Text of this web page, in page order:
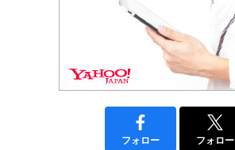
フォロー フォロー